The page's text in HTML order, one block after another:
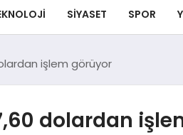
SIYASET SPOR
işlem görüyor
dolardan